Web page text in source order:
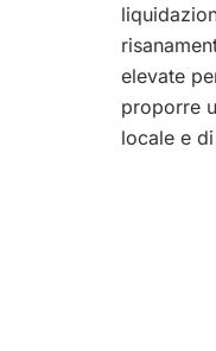
elevate
proporre
locale e